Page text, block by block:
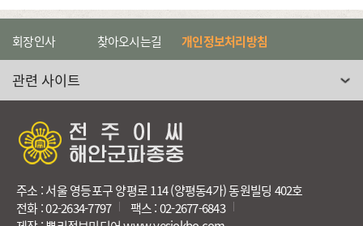
회장인사 찾아오시는길 개인정보처리방침
주소 : 서울 영등포구 양평로 114 (양평동4가) 동원빌딩 402호
전화 : 02-2634-7797
팩스 : 02-2677-6843